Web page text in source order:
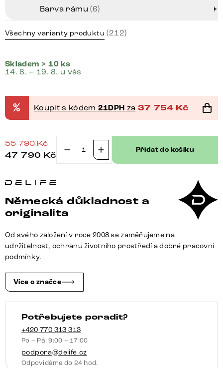
Barva rámu(6)
Všechny varianty produktu (212)
Skladem > 10 ks
14. 8. – 19. 8. u vás
% Koupit s kódem 21DPH za 37 754 Kč
55 790Kč
47 790 Kč
akácie
přírodní
kov
šikmý
množství
Přidat do košíku
Německá důkladnost a
originalita
Od svého založení v roce 2008 se zaměřujeme na
udržitelnost, ochranu životního prostředí a dobré pracovní
podmínky.
Více o značce
Potřebujete poradit?
+420 770 313 313
Po – Pá: 9:00 – 17:00
podpora@delife.cz
Odpovídáme do 24 hod.